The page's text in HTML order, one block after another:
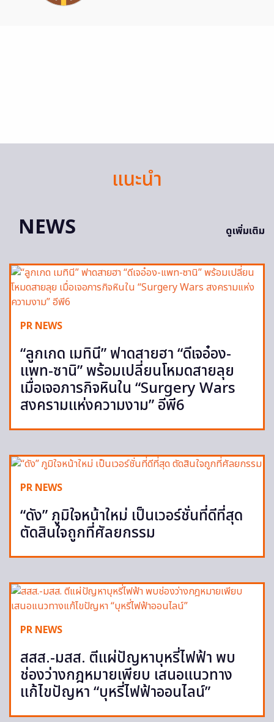
แนะนำ
NEWS
ดูเพิ่มเติม
PR NEWS
“ลูกเกด เมทินี” ฟาดสายฮา “ดีเจอ๋อง-
แพท-ซานิ” พร้อมเปลี่ยนโหมดสายลุย
เมื่อเจอภารกิจหินใน “Surgery Wars
สงครามแห่งความงาม” อีพี6
PR NEWS
“ดัง” ภูมิใจหน้าใหม่ เป็นเวอร์ชั่นที่ดีที่สุด
ตัดสินใจถูกที่ศัลยกรรม
PR NEWS
สสส.-มสส. ตีแผ่ปัญหาบุหรี่ไฟฟ้า พบ
ช่องว่างกฎหมายเพียบ เสนอแนวทาง
แก้ไขปัญหา “บุหรี่ไฟฟ้าออนไลน์”